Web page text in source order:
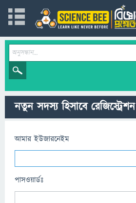
নতুন সদস্য হিসাবে
আমার ইউজারনেইম
পাসওয়ার্ডঃ